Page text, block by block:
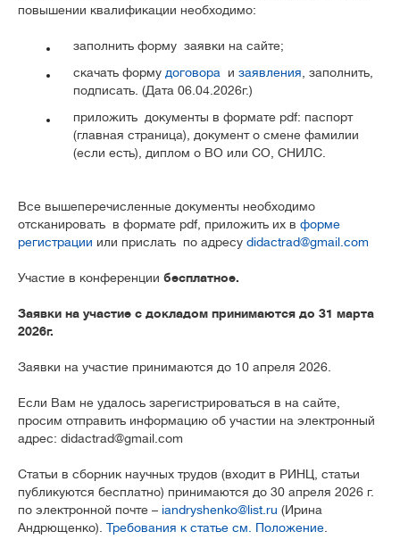
повышении квалификации необходимо:
заполнить форму заявки на сайте;
скачать форму договора и заявления , заполнить,
подписать. (Дата 06.04.2026г.)
приложить документы в формате pdf: паспорт
(главная страница), документ о смене фамилии
(если есть), диплом о ВО или СО, СНИЛС.
Все вышеперечисленные документы необходимо
отсканировать в формате pdf, приложить их в форме
регистрации или прислать по адресу didactrad@gmail.com
Участие в конференции бесплатное.
Заявки на участие с докладом принимаются до 31 марта
2026г.
Заявки на участие принимаются до 10 апреля 2026.
Если Вам не удалось зарегистрироваться в на сайте,
просим отправить информацию об участии на электронный
адрес: didactrad@gmail.com
Статьи в сборник научных трудов (входит в РИНЦ, статьи
публикуются бесплатно) принимаются до 30 апреля 2026 г.
по электронной почте – iandryshenko@list.ru (Ирина
Андрющенко). Требования к статье см. Положение